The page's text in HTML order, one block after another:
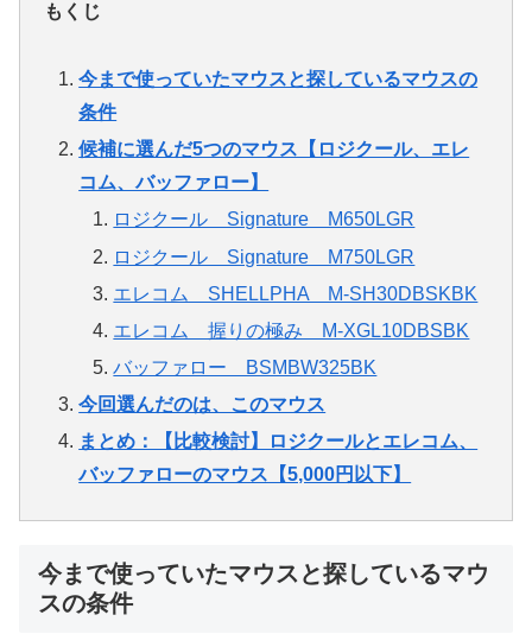
もくじ
今まで使っていたマウスと探しているマウスの
条件
候補に選んだ5つのマウス【ロジクール、エレ
コム、バッファロー】
ロジクール Signature M650LGR
ロジクール Signature M750LGR
エレコム SHELLPHA M-SH30DBSKBK
エレコム 握りの極み M-XGL10DBSBK
バッファロー BSMBW325BK
今回選んだのは、このマウス
まとめ：【比較検討】ロジクールとエレコム、
バッファローのマウス【5,000円以下】
今まで使っていたマウスと探しているマウ
スの条件